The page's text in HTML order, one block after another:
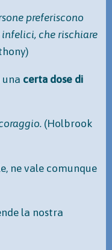
preferiscono
infelici, che rischiare
certa dose di
(Holbrook
ne vale comunque
la nostra